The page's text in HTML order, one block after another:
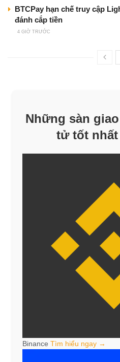
BTCPay hạn chế truy cập
đánh cắp tiền
4 GIỜ TRƯỚC
Những sàn
tử tốt
Binance Tìm hiểu ngay →